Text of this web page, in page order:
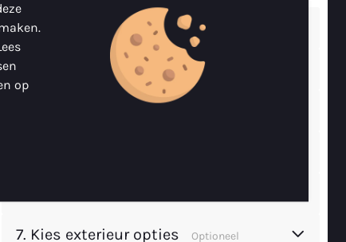
2. Kies kleur binnenkant
3. Kies buiskap
7. Kies exterieur opties Optioneel
op